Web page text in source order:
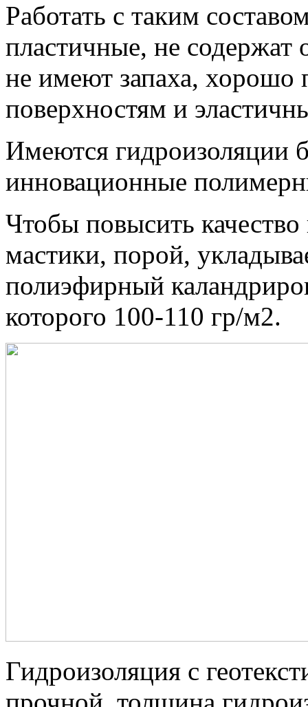
Работать с таким
пластичные, не содержат
не имеют запаха, хорошо
поверхностям и
Имеются гидроизоляции
инновационные
Чтобы повысить
мастики, порой,
полиэфирный
которого 100-110 гр/м2.
Гидроизоляция с